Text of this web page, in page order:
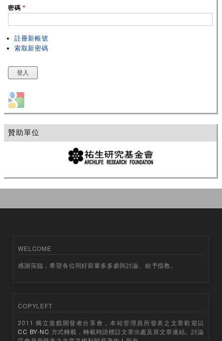
密碼 *
註冊新帳號
索取新密碼
Login with Google
贊助單位
WELCOME
感謝蒞臨，希望各位同好前輩多多參與討論、給予指教。
COPYLEFT
2011 獨立遊戲開發者分享會，本站管理員所發表之文章歡迎以
CC BY-NC 方式轉載，轉載時請標註文章出處及原文章連結。討論